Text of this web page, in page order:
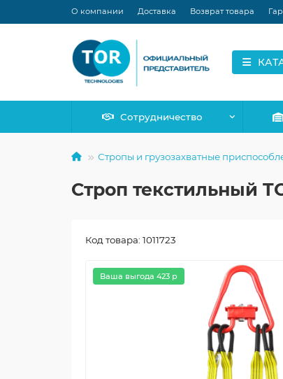
О компании Доставка Возврат товара
Сотрудничество
Стропы и грузозахватные
Строп текстильный
Код товара: 1011723
Ваша выгода 423 р